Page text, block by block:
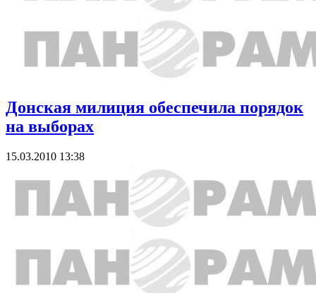
Донская милиция обеспечила порядок
на выборах
15.03.2010 13:38